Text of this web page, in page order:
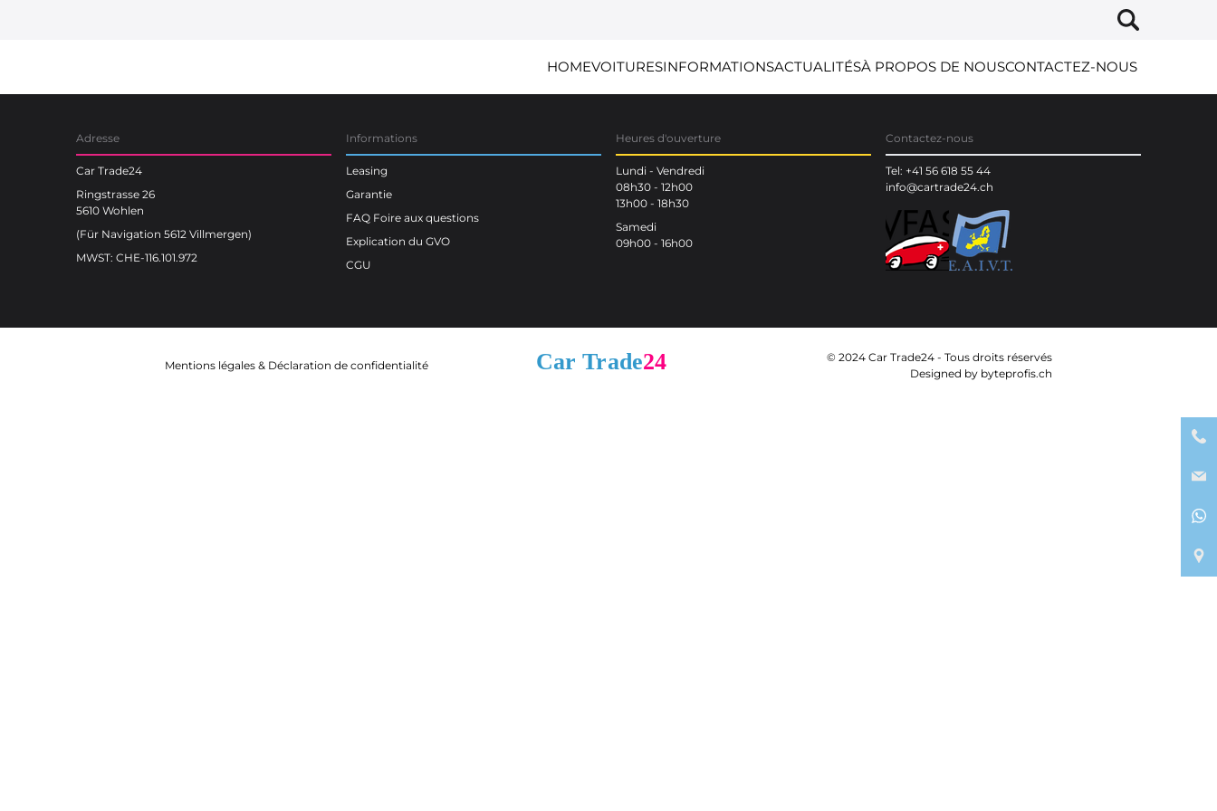
HOMEVOITURESINFORMATIONSACTUALITÉSÀ PROPOS DE NOUSCONTACTEZ-NOUS
Adresse
Car Trade24
Ringstrasse 26
5610 Wohlen
(Für Navigation 5612 Villmergen)
MWST: CHE-116.101.972
Informations
Leasing
Garantie
FAQ Foire aux questions
Explication du GVO
CGU
Heures d'ouverture
Lundi - Vendredi
08h30 - 12h00
13h00 - 18h30
Samedi
09h00 - 16h00
Contactez-nous
Tel: +41 56 618 55 44
info@cartrade24.ch
Mentions légales & Déclaration de confidentialité
© 2024 Car Trade24 - Tous droits réservés
Designed by byteprofis.ch